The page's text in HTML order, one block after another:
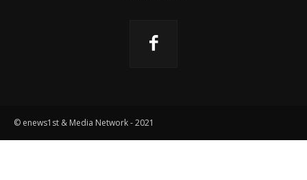
© enews1st & Media Network - 2021